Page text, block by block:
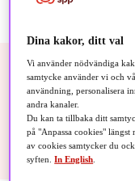
Boka möte
Dina kakor, ditt val
Vi använder nödvändiga
samtycke använder vi och
användning, personalisera
andra kanaler.
Du kan ta tillbaka ditt
på "Anpassa cookies"
av cookies samtycker du
syften.In English